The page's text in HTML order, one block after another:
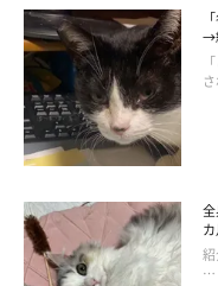
いるので、正直なところ
実感』が薄いですね……→
…